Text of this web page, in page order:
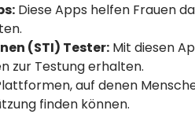
Diese Apps helfen Frauen
(STI) Tester: Mit diesen
zur Testung erhalten.
auf denen
finden können.